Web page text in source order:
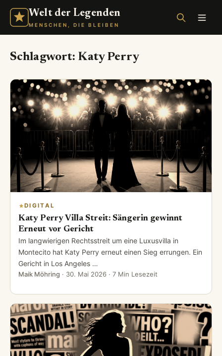
Welt der Legenden
MENSCHEN, DIE BLEIBEN
Schlagwort: Katy Perry
DIGITAL
Katy Perry Villa Streit: Sängerin gewinnt
Erneut vor Gericht
Im langwierigen Rechtsstreit um eine Luxusvilla in
Montecito hat Katy Perry erneut einen Sieg errungen. Ein
Gericht in Los Angeles …
Maik Möhring · 30. Mai 2026 · 7 Min Lesezeit